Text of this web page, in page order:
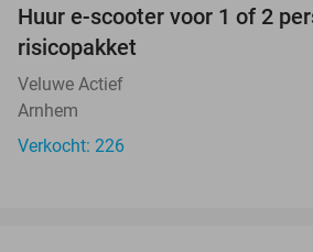
Huur e-scooter voor 1 of 2
risicopakket
Veluwe Actief
Arnhem
Verkocht: 226